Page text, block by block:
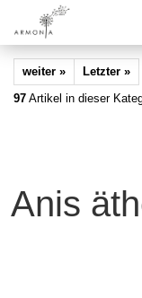
weiter »
Letzter »
97 Artikel in dieser
Anis